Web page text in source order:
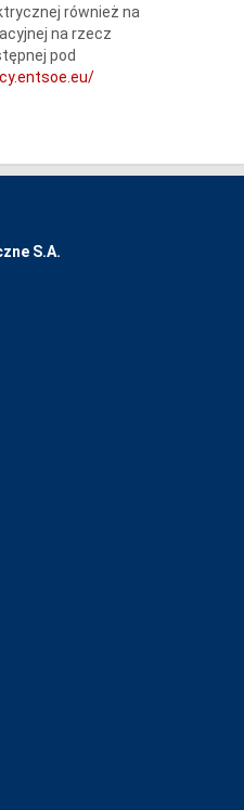
również na
na rzecz
pod
S.A.